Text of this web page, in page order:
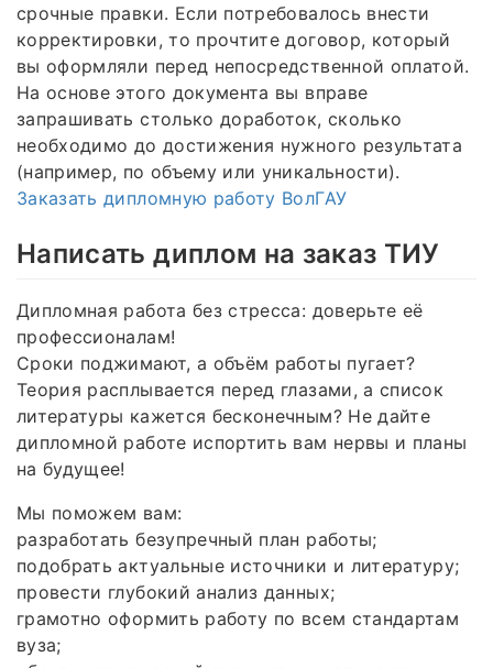
срочные правки. Если потребовалось внести
корректировки, то прочтите договор, который
вы оформляли перед непосредственной оплатой.
На основе этого документа вы вправе
запрашивать столько доработок, сколько
необходимо до достижения нужного результата
(например, по объему или уникальности).
Заказать дипломную работу ВолГАУ
Написать диплом на заказ ТИУ
Дипломная работа без стресса: доверьте её
профессионалам!
Сроки поджимают, а объём работы пугает?
Теория расплывается перед глазами, а список
литературы кажется бесконечным? Не дайте
дипломной работе испортить вам нервы и планы
на будущее!
Мы поможем вам:
разработать безупречный план работы;
подобрать актуальные источники и литературу;
провести глубокий анализ данных;
грамотно оформить работу по всем стандартам
вуза;